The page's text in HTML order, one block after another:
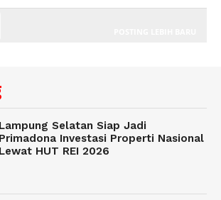
Lampung Selatan Siap Jadi
Primadona Investasi Properti Nasional
Lewat HUT REI 2026